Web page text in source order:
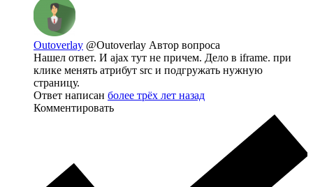
Outoverlay @Outoverlay Автор вопроса
Нашел ответ. И ajax тут не причем. Дело в iframe. при
клике менять атрибут src и подгружать нужную
страницу.
Ответ написан более трёх лет назад
Комментировать